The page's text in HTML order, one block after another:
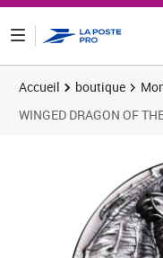
Accueil boutique
WINGED DRAGON OF